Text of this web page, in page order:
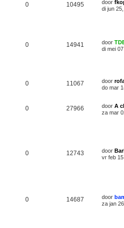
0 10495 door
di jun
0 14941 door
di mei
0 11067 door
do mar
0 27966 door A
za mar
0 12743 door
vr feb
0 14687 door
za jan